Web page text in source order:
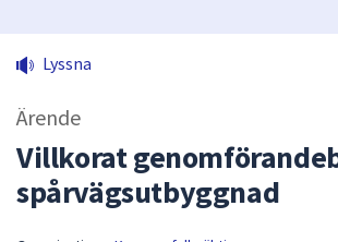
Lyssna
Ärende
Villkorat
spårvägsutbyggnad